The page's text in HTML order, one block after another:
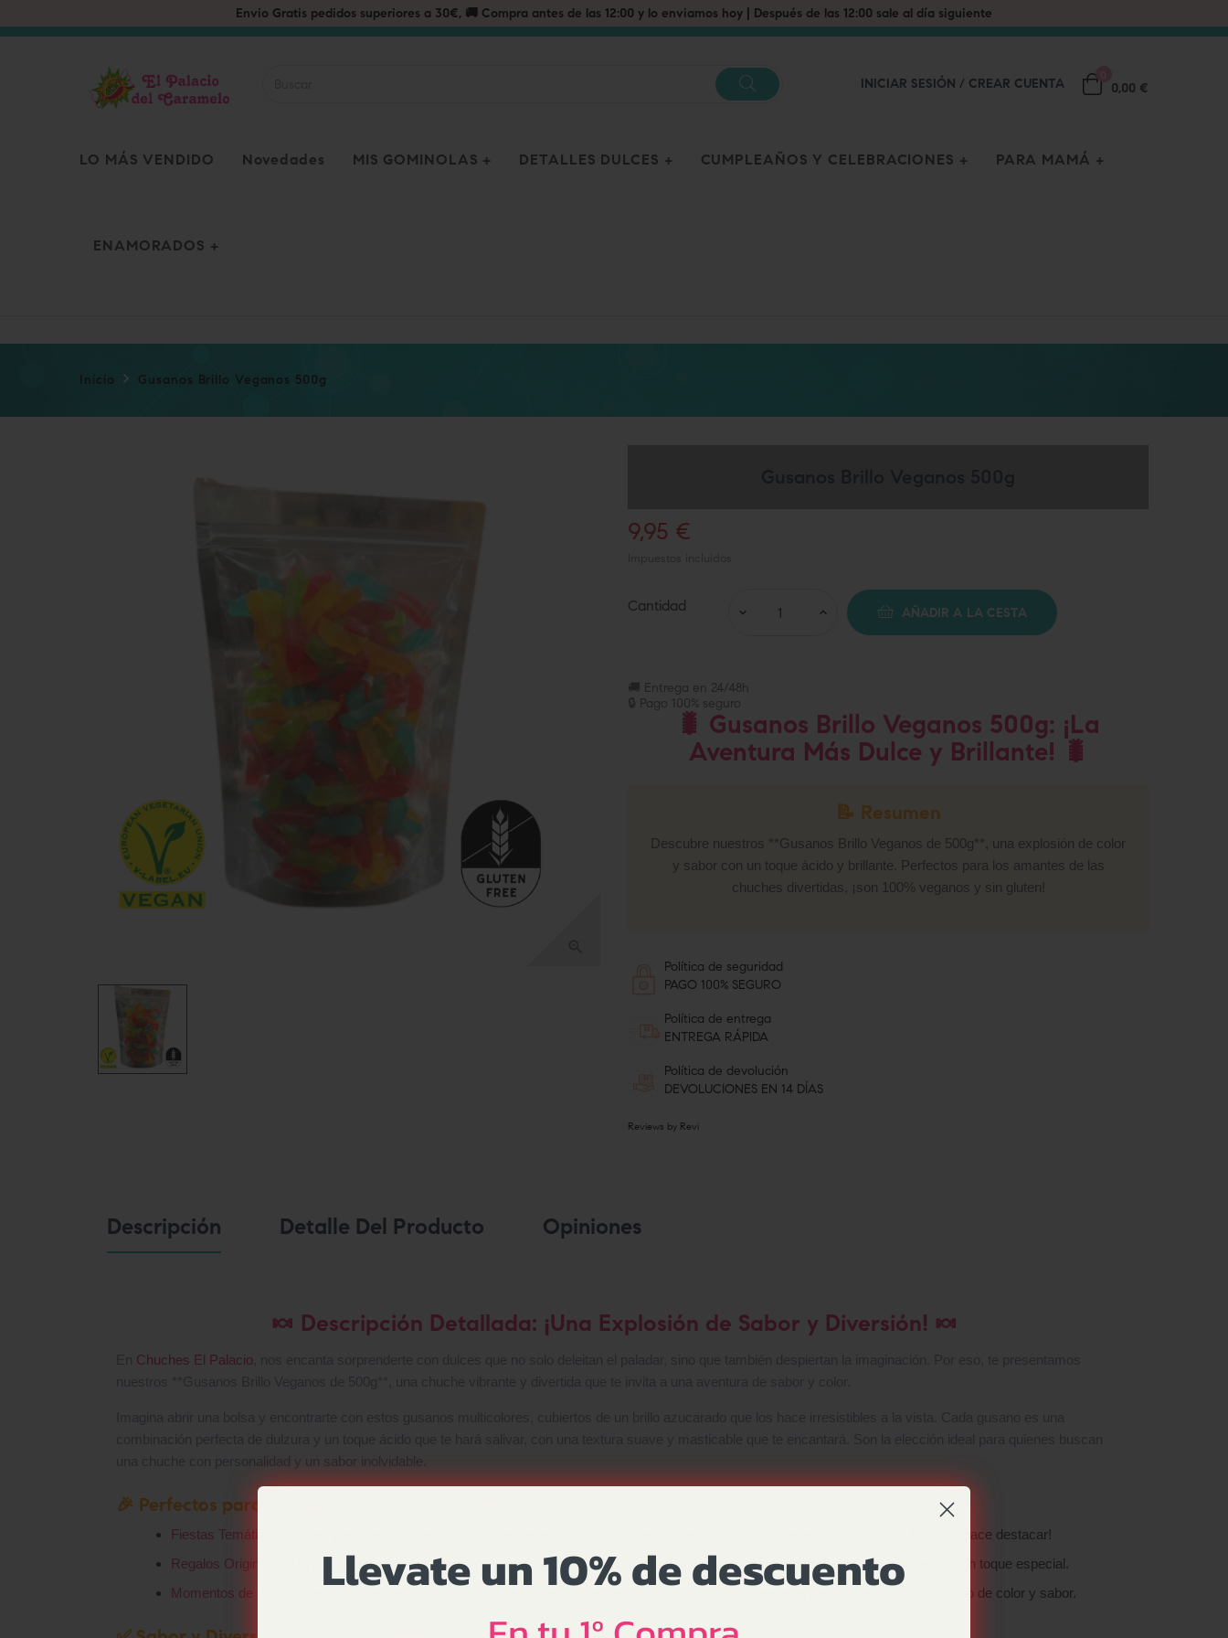
INICIAR SESIÓN / CREAR CUENTA 0,00 €
LO MÁS VENDIDO Novedades MIS GOMINOLAS DETALLES DULCES CUMPLEAÑOS Y CELEBRACIONES PARA MAMÁ
ENAMORADOS
Inicio Gusanos Brillo Veganos 500g
9,95 €
Cantidad AÑADIR A LA CESTA
🚚 Entrega en 24/48h
🔒 Pago 100% seguro
🐛 Gusanos Brillo Veganos 500g: ¡La
Aventura Más Dulce y Brillante! 🐛
📝 Resumen
Descubre nuestros **Gusanos Brillo Veganos de 500g**, una explosión de color
y sabor con un toque ácido y brillante. Perfectos para los amantes de las
chuches divertidas, ¡son 100% veganos y sin gluten!
Política de seguridad
PAGO 100% SEGURO
Política de entrega
ENTREGA RÁPIDA
Política de devolución
DEVOLUCIONES EN 14 DÍAS
Reviews by Revi
Descripción Detalle Del Producto Opiniones
🍬 Descripción Detallada: ¡Una Explosión de Sabor y Diversión! 🍬
Chuches El Palacio
una chuche con personalidad y un sabor inolvidable.
🎉 Perfectos para Cualquier Ocasión Divertida
Fiestas Temáticas:
Ideales para decorar mesas de dulces, rellenar piñatas o como parte de una "caza del tesoro" dulce. ¡Su brillo los hace destacar!
Regalos Originales:
Un detalle divertido y delicioso para amigos, familiares o para cualquier persona que disfrute de las chuches con un toque especial.
Momentos de Juego:
Perfectos para acompañar una tarde de juegos de mesa, una película o simplemente para darte un capricho lleno de color y sabor.
Llevate un 10% de descuento